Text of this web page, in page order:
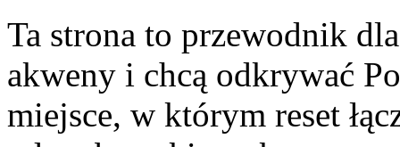
Ta strona to przewodnik
akweny i chcą odkrywać
miejsce, w którym reset